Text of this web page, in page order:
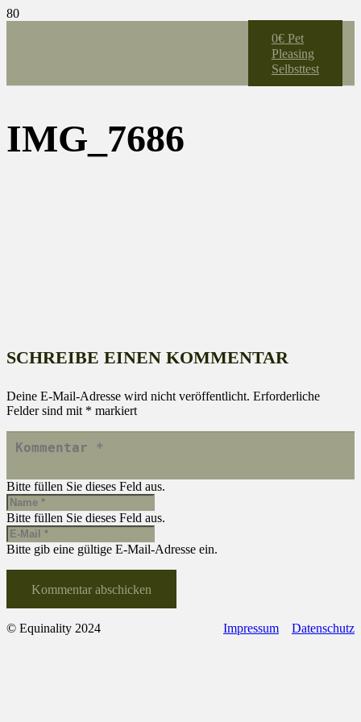
0€ Pet
Pleasing
Selbsttest
IMG_7686
SCHREIBE EINEN KOMMENTAR
Deine E-Mail-Adresse wird nicht veröffentlicht. Erforderliche
Felder sind mit * markiert
Bitte füllen Sie dieses Feld aus.
Bitte füllen Sie dieses Feld aus.
Bitte gib eine gültige E-Mail-Adresse ein.
Kommentar abschicken
© Equinality 2024 Impressum Datenschutz